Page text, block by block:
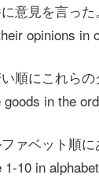
意見を言った。
opinions in
順にこれらの
in the
ァベット順
10 in